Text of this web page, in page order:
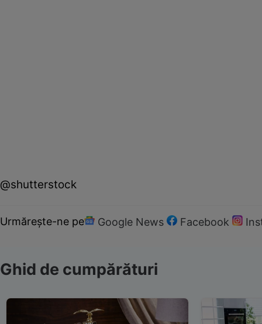
@shutterstock
Urmărește-ne pe Google News Facebook
Ghid de cumpărături